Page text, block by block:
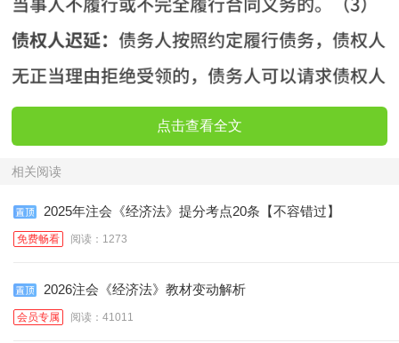
点击查看全文
相关阅读
2025年注会《经济法》提分考点20条【不容错过】
免费畅看 阅读：1273
2026注会《经济法》教材变动解析
会员专属 阅读：41011